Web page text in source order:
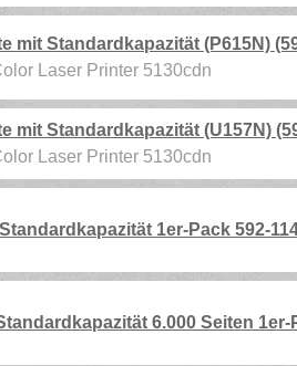
mit Standardkapazität (P615N)
Laser Printer 5130cdn
mit Standardkapazität (U157N)
Laser Printer 5130cdn
1er-Pack 592-
6.000 Seiten 1er-